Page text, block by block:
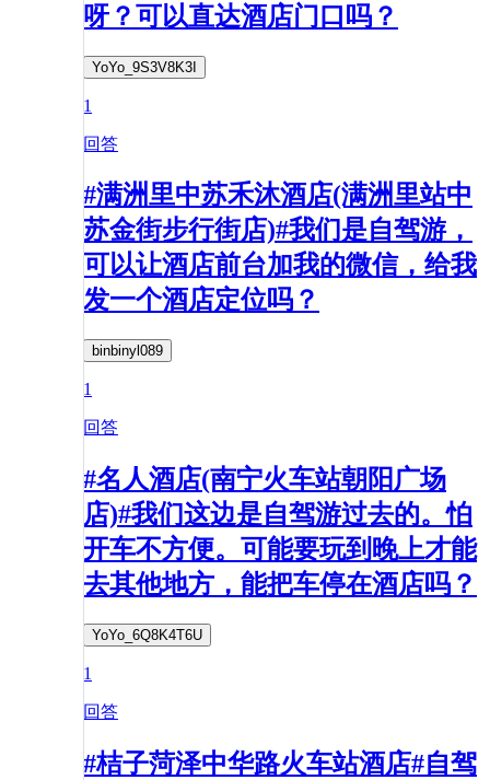
呀？可以直达酒店门口吗？
YoYo_9S3V8K3I
1
回答
#满洲里中苏禾沐酒店(满洲里站中
苏金街步行街店)#我们是自驾游，
可以让酒店前台加我的微信，给我
发一个酒店定位吗？
binbinyl089
1
回答
#名人酒店(南宁火车站朝阳广场
店)#我们这边是自驾游过去的。怕
开车不方便。可能要玩到晚上才能
去其他地方，能把车停在酒店吗？
YoYo_6Q8K4T6U
1
回答
#桔子菏泽中华路火车站酒店#自驾